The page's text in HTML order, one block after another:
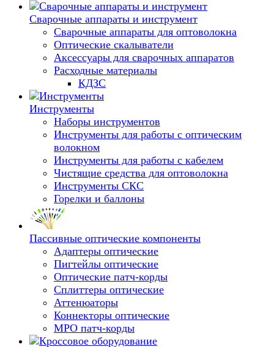
Сварочные аппараты и инструмент
Сварочные аппараты для оптоволокна
Оптические скалыватели
Аксессуары для сварочных аппаратов
Расходные материалы
КДЗС
Инструменты
Наборы инструментов
Инструменты для работы с оптическим
волокном
Инструменты для работы с кабелем
Чистящие средства для оптоволокна
Инструменты СКС
Горелки и баллоны
Пассивные оптические компоненты
Адаптеры оптические
Пигтейлы оптические
Оптические патч-корды
Сплиттеры оптические
Аттенюаторы
Коннекторы оптические
MPO патч-корды